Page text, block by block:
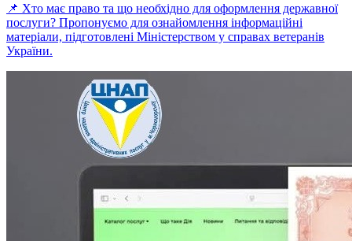
📌 Хто має право та що необхідно для оформлення державної
послуги? Пропонуємо для ознайомлення інформаційні
матеріали, підготовлені Міністерством у справах ветеранів
України.